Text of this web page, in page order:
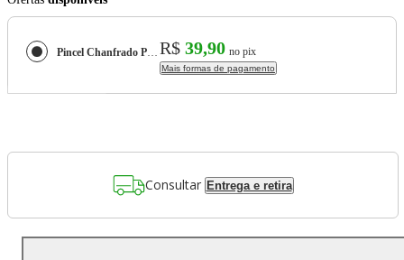
Pincel Chanfrado Pequeno para Sobrancelhas Onix Line OX-34 R$ 39,90 no pix
Mais formas de pagamento
Consultar Entrega e retira